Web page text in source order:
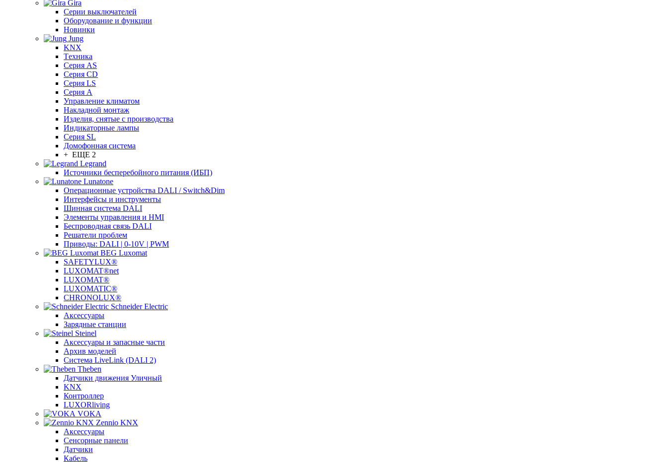
Gira
Серии выключателей
Оборудование и функции
Новинки
Jung
KNX
Tехника
Серия AS
Серия CD
Серия LS
Серия A
Управление климатом
Накладной монтаж
Изделия, снятые с производства
Индикаторные лампы
Серия SL
Домофонная система
+ ЕЩЕ 2
Legrand
Источники бесперебойного питания (ИБП)
Lunatone
Операционные устройства DALI / Switch&Dim
Интерфейсы и инструменты
Шинная система DALI
Элементы управления и HMI
Беспроводная связь DALI
Решатели проблем
Приводы: DALI | 0-10V | PWM
BEG Luxomat
SAFETYLUX®
LUXOMAT®net
LUXOMAT®
LUXOMATIC®
CHRONOLUX®
Schneider Electric
Аксессуары
Зарядные станции
Steinel
Аксессуары и запасные части
Архив моделей
Система LiveLink (DALI 2)
Theben
Датчики движения Уличный
KNX
Контроллер
LUXORliving
VOKA
Zennio KNX
Аксессуары
Сенсорные панели
Датчики
Кабель